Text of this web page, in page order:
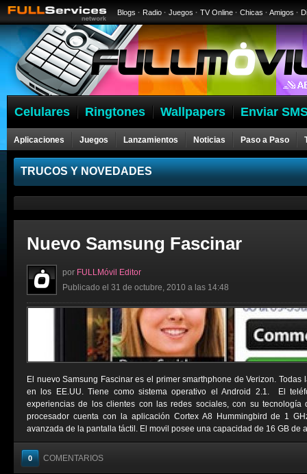
Blogs · Radio · Juegos · TV Online · Chicas · Amigos ·
Celulares Ringtones Wallpapers Enviar
Aplicaciones Juegos Lanzamientos Noticias Paso a Paso
Celulares
TRUCOS Y NOVEDADES
Nuevo Samsung Fascinar
por FULLMóvil Editor
Publicado el 31 de octubre, 2010 a las 14:48
El nuevo Samsung Fascinar es el primer smarthphone de Verizon.
en los EE.UU. Tiene como sistema operativo el Android 2.1. El
experiencias de los clientes con las redes sociales, con su tecnología
procesador cuenta con la aplicación Cortex A8 Hummingbird de 1
avanzada de la pantalla táctil. El movil posee una capacidad de 16 GB de
0 COMENTARIOS